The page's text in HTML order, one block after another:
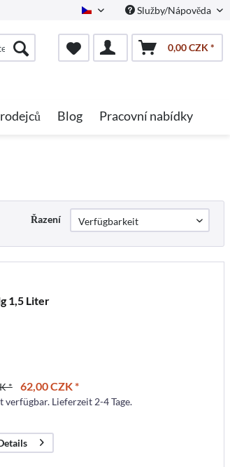
Czech Služby/Nápověda
0,00 CZK *
Blog Pracovní nabídky
Řazení
1,5 Liter
* 62,00 CZK *
verfügbar. Lieferzeit 2-4 Tage.